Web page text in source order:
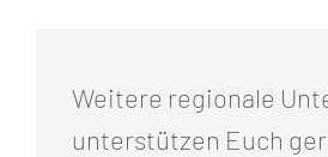
Weitere regionale
unterstützen Euch